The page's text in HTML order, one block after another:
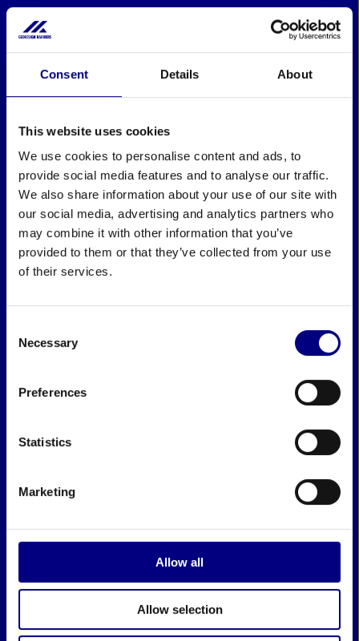
Consent Details About
This website uses cookies
We use cookies to personalise content and ads, to
provide social media features and to analyse our traffic.
We also share information about your use of our site with
our social media, advertising and analytics partners who
may combine it with other information that you’ve
provided to them or that they’ve collected from your use
of their services.
Selection
Necessary
Preferences
Statistics
Marketing
Allow all
Allow selection